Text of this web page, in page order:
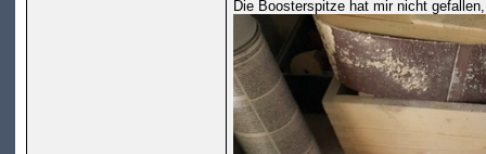
Die Boosterspitze hat mir nicht